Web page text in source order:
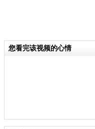
您看完该视频的心情